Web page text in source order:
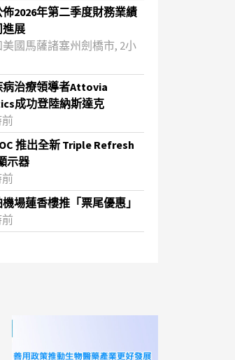
2026年第二季度財務業績
進展
國馬薩諸塞州劍橋市, 2小
病治療領導者Attovia
成功登陸納斯達克
前
推出全新 Triple Refresh
示器
場蓮香樓推「票尾優惠」